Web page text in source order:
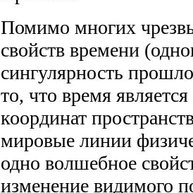
Помимо многих
свойств времени
сингулярность
то, что время
координат
мировые линии
одно волшебное
изменение видимого